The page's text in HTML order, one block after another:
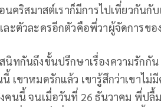
นคริสมาสต์เราก็มีการไปเที่ยวกัน
ะตัวละครอีกตัวคือพี่วาผู้จัดการขอ
ทกันถึงขั้นปรึกษาเรื่องความรักกั
ขาหมดรักแล้ว เขารู้สึกว่าเขาไม่มี
คนนี้ จนเมื่อวันที่ 26 ธันวาคม พี่ปลื้